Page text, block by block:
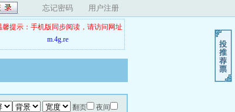
忘记密码 用户注册
馨提示：手机版同步阅读，请访问网址
m.4g.re
翻页 夜间